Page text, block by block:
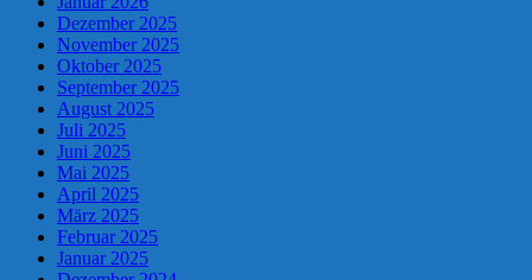
Dezember 2025
November 2025
Oktober 2025
September 2025
August 2025
Juli 2025
Juni 2025
Mai 2025
April 2025
März 2025
Februar 2025
Januar 2025